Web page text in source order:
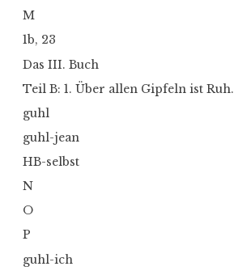
M
1b, 23
Das III. Buch
Teil B: 1. Über allen Gipfeln ist Ruh.
guhl
guhl-jean
HB-selbst
N
O
P
guhl-ich